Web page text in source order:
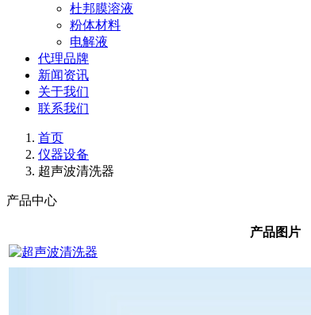
杜邦膜溶液
粉体材料
电解液
代理品牌
新闻资讯
关于我们
联系我们
首页
仪器设备
超声波清洗器
产品中心
产品图片